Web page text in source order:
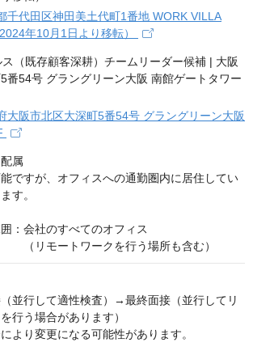
千代田区神田美土代町1番地 WORK VILLA
年10月1日より移転）
阪市北区大深町5番54号 グラングリーン大阪
属
ですが、オフィスへの通勤圏内に居住してい
す。
：会社のすべてのオフィス
ークを行う場所も含む）
並行して適性検査）→最終面接（並行してリ
行う場合があります）
より変更になる可能性があります。